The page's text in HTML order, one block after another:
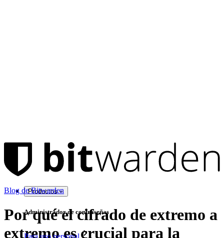
Productos
Administrador de contraseñas
Blog de Bitwarden
Por qué el cifrado de extremo a
extremo es crucial para la